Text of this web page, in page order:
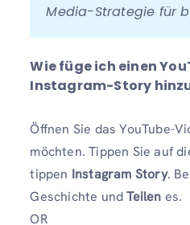
Media-Strategie für
Wie füge ich einen
Instagram-Story
Öffnen Sie das YouTube-
möchten. Tippen Sie auf
tippen Instagram Story.
Geschichte undTeilen es.
OR